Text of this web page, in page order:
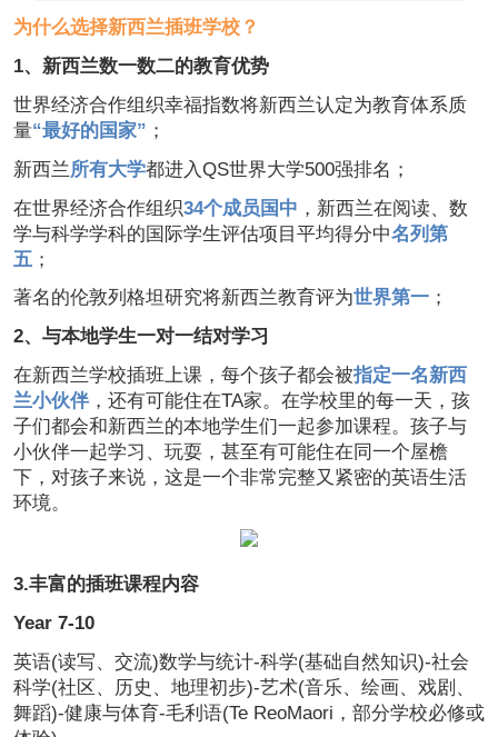
为什么选择新西兰插班学校？
1、新西兰数一数二的教育优势
世界经济合作组织幸福指数将新西兰认定为教育体系质
量“最好的国家” ；
新西兰所有大学都进入QS世界大学500强排名；
在世界经济合作组织34个成员国中 ，新西兰在阅读、数
学与科学学科的国际学生评估项目平均得分中名列第
五；
著名的伦敦列格坦研究将新西兰教育评为世界第一；
2、与本地学生一对一结对学习
在新西兰学校插班上课，每个孩子都会被指定一名新西
兰小伙伴，还有可能住在TA家。在学校里的每一天，孩
子们都会和新西兰的本地学生们一起参加课程。孩子与
小伙伴一起学习、玩耍，甚至有可能住在同一个屋檐
下，对孩子来说，这是一个非常完整又紧密的英语生活
环境。
3.丰富的插班课程内容
Year 7-10
英语(读写、交流)数学与统计-科学(基础自然知识)-社会
科学(社区、历史、地理初步)-艺术(音乐、绘画、戏剧、
舞蹈)-健康与体育-毛利语(Te ReoMaori，部分学校必修或